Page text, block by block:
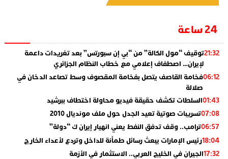
24 ساعة
21:32توقيف “مول الكالة” من “بي إن سبورتس” بعد تغريدات داعمة
لإيران… اصطفاف إعلامي مع خطاب النظام الجزائري
06:12فخامة القاصف يتصل بفخامة المقصوف وسط تصاعد الدخان في
صلالة
01:43السلطات تكشف حقيقة فيديو محاولة اختطاف ببرشيد
07:08تسريبات صوتية تعيد الجدل حول ملف مونديال 2010
06:57ترامب.. وقف تدفق النفط يعني انهيار إيران ك “دولة”
18:04رئيس الإمارات يبعث رسائل طمأنة للداخل وتردع لأعداء الخارج
17:32الجيران في الخليج العربي.. الاستثمار في الأزمة